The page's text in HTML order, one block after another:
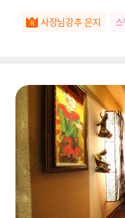
사장님강추 은지